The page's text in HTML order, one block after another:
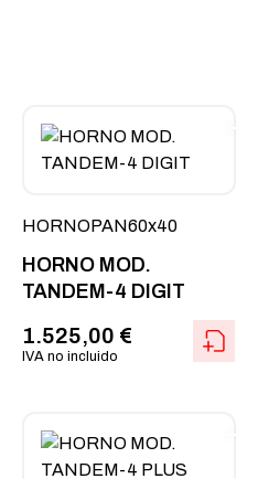
HORNOPAN60x40
HORNO MOD.
TANDEM-4 DIGIT
1.525,00 €
IVA no incluido